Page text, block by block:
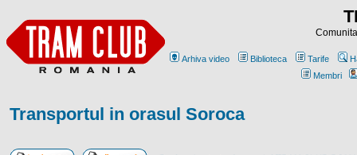
Arhiva video Biblioteca Tarife
Membri
Transportul in orasul Soroca